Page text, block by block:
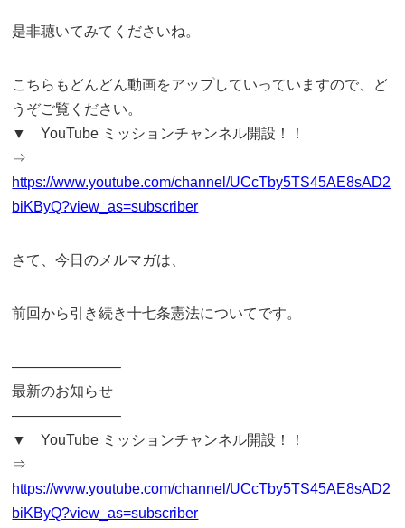
是非聴いてみてくださいね。
こちらもどんどん動画をアップしていっていますので、ど
うぞご覧ください。
▼ YouTube ミッションチャンネル開設！！
⇒
https://www.youtube.com/channel/UCcTby5TS45AE8sAD2
biKByQ?view_as=subscriber
さて、今日のメルマガは、
前回から引き続き十七条憲法についてです。
———————–
最新のお知らせ
———————–
▼ YouTube ミッションチャンネル開設！！
⇒
https://www.youtube.com/channel/UCcTby5TS45AE8sAD2
biKByQ?view_as=subscriber